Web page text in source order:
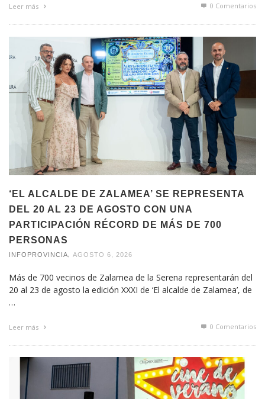
Leer más 0 Comentarios
‘EL ALCALDE DE ZALAMEA’ SE REPRESENTA
DEL 20 AL 23 DE AGOSTO CON UNA
PARTICIPACIÓN RÉCORD DE MÁS DE 700
PERSONAS
INFOPROVINCIA AGOSTO 6, 2026
Más de 700 vecinos de Zalamea de la Serena representarán del
20 al 23 de agosto la edición XXXI de ‘El alcalde de Zalamea’, de
…
Leer más 0 Comentarios